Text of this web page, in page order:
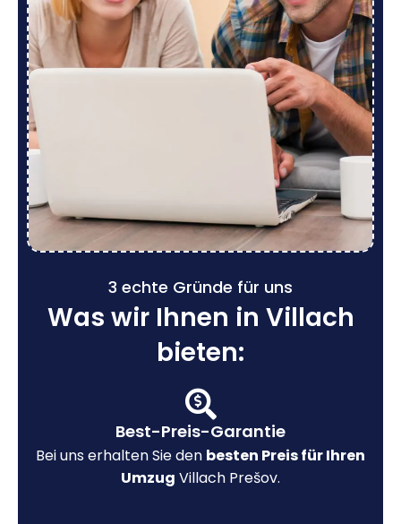
3 echte Gründe für uns
Was wir Ihnen in Villach
bieten:
Best-Preis-Garantie
Bei uns erhalten Sie den besten Preis für Ihren
Umzug Villach Prešov.